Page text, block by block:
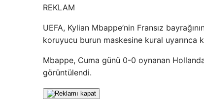
REKLAM
UEFA, Kylian Mbappe’nin Fransız
koruyucu burun maskesine kural uyarınca
Mbappe, Cuma günü 0-0 oynanan
görüntülendi.